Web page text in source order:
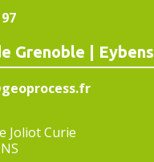
Grenoble | Eybens
Joliot Curie